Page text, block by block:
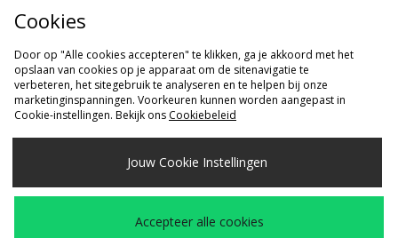
Cookie Instellingen
Verzenden Naar
Nederland
Wij accepteren de volgende betaalmethoden
Cookies
Door op "Alle cookies accepteren" te klikken, ga je akkoord met het
opslaan van cookies op je apparaat om de sitenavigatie te
verbeteren, het sitegebruik te analyseren en te helpen bij onze
marketinginspanningen. Voorkeuren kunnen worden aangepast in
Cookie-instellingen. Bekijk ons Cookiebeleid
Jouw Cookie Instellingen
Accepteer alle cookies